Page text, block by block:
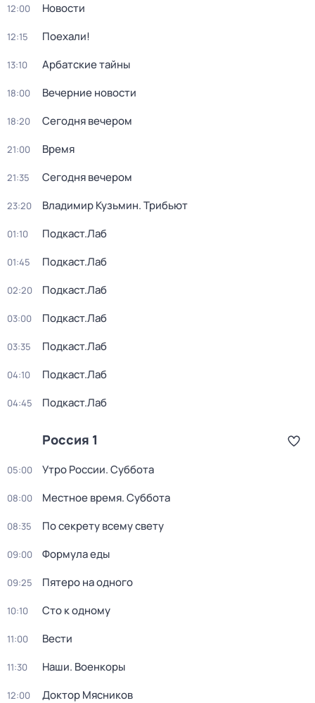
12:00 Новости
12:15 Поехали!
13:10 Арбатские тайны
18:00 Вечерние новости
18:20 Сегодня вечером
21:00 Время
21:35 Сегодня вечером
23:20 Владимир Кузьмин. Трибьют
01:10 Подкаст.Лаб
01:45 Подкаст.Лаб
02:20 Подкаст.Лаб
03:00 Подкаст.Лаб
03:35 Подкаст.Лаб
04:10 Подкаст.Лаб
04:45 Подкаст.Лаб
Россия 1
05:00 Утро России. Суббота
08:00 Местное время. Суббота
08:35 По секрету всему свету
09:00 Формула еды
09:25 Пятеро на одного
10:10 Сто к одному
11:00 Вести
11:30 Наши. Военкоры
12:00 Доктор Мясников